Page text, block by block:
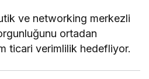
ve networking merkezli
ortadan
ticari verimlilik hedefliyor.